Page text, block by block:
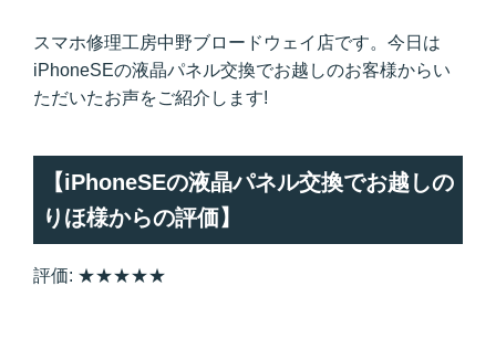
スマホ修理工房中野ブロードウェイ店です。今日は
iPhoneSEの液晶パネル交換でお越しのお客様からい
ただいたお声をご紹介します!
【iPhoneSEの液晶パネル交換でお越しの
りほ様からの評価】
評価: ★★★★★